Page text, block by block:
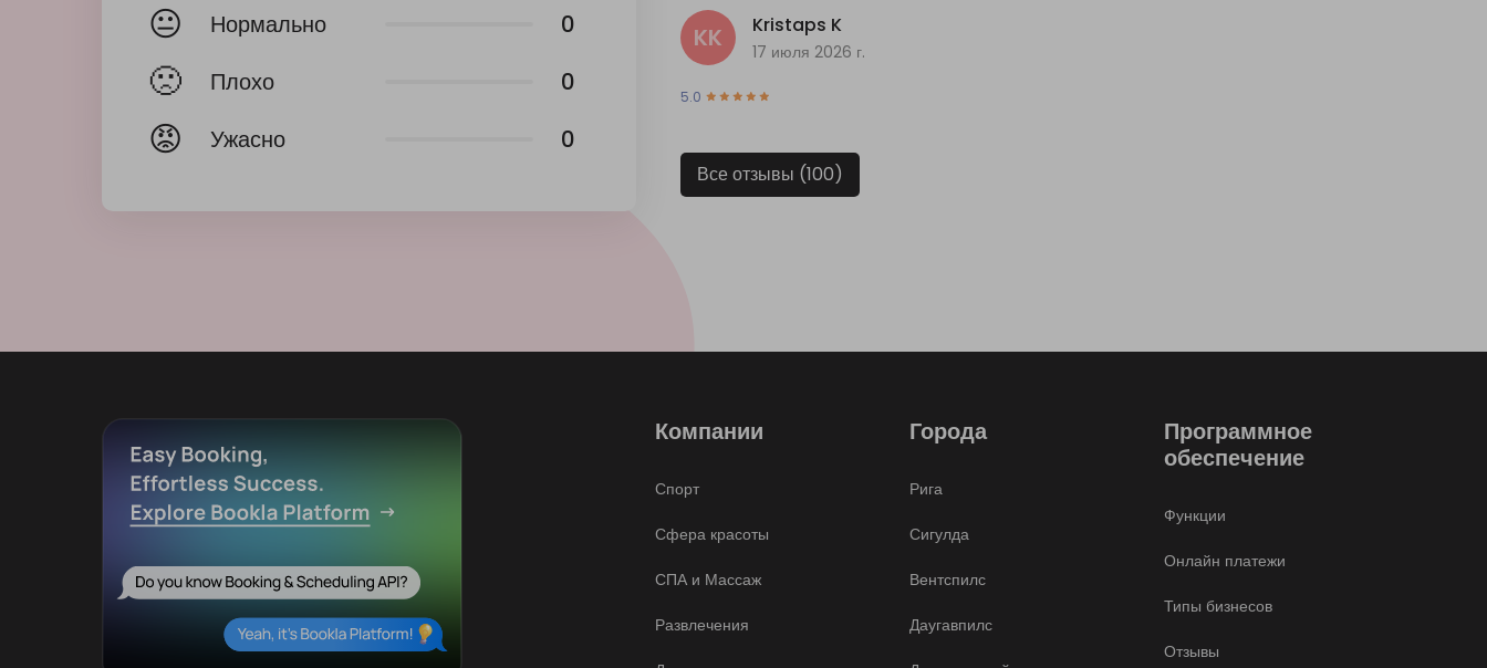
😐 Нормально 0
🙁 Плохо 0
😡 Ужасно 0
KK Kristaps K
17 июля 2026 г.
5.0
Все отзывы (100)
Компании
Спорт
Сфера красоты
СПА и Массаж
Развлечения
Города
Рига
Сигулда
Вентспилс
Даугавпилс
Программное
обеспечение
Функции
Онлайн платежи
Типы бизнесов
Отзывы